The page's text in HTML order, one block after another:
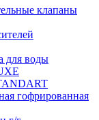
клапаны
для воды
гофрированная